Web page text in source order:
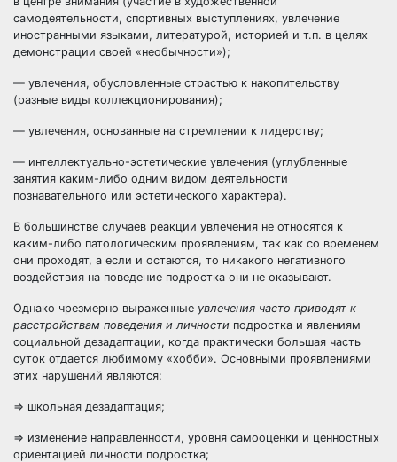
самодеятельности, спортивных выступлениях, увлечение
иностранными языками, литературой, историей и т.п. в целях
демонстрации своей «необычности»);
— увлечения, обусловленные страстью к накопительству
(разные виды коллекционирования);
— увлечения, основанные на стремлении к лидерству;
— интеллектуально-эстетические увлечения (углубленные
занятия каким-либо одним видом деятельности
познавательного или эстетического характера).
В большинстве случаев реакции увлечения не относятся к
каким-либо патологическим проявлениям, так как со временем
они проходят, а если и остаются, то никакого негативного
воздействия на поведение подростка они не оказывают.
Однако чрезмерно выраженные увлечения часто приводят к
расстройствам поведения и личности подростка и явлениям
социальной дезадаптации, когда практически большая часть
суток отдается любимому «хобби». Основными проявлениями
этих нарушений являются:
=> школьная дезадаптация;
=> изменение направленности, уровня самооценки и ценностных
ориентацией личности подростка;